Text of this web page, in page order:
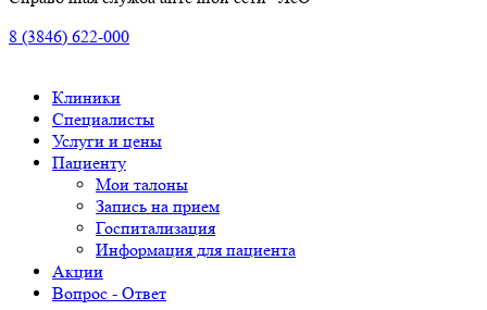
8 (3846) 622-000
Клиники
Специалисты
Услуги и цены
Пациенту
Мои талоны
Запись на прием
Госпитализация
Информация для пациента
Акции
Вопрос - Ответ